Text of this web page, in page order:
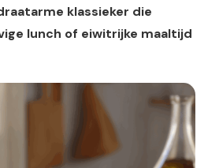
klassieker die
lunch of eiwitrijke maaltijd